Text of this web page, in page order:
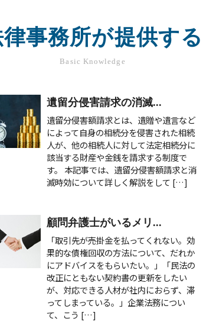
事務所が提供す
Basic Knowledge
遺留分侵害請求の消滅...
遺留分侵害額請求とは、遺贈や遺言など
によって自身の相続分を侵害された相続
人が、他の相続人に対して法定相続分に
該当する財産や金銭を請求する制度で
す。 本記事では、遺留分侵害額請求と消
滅時効について詳しく解説をして […]
顧問弁護士がいるメリ...
「取引先が売掛金を払ってくれない。効
果的な債権回収の方法について、だれか
にアドバイスをもらいたい。」「民法の
改正にともない契約書の更新をしたい
が、対応できる人材が社内におらず、滞
ってしまっている。」企業法務につい
て、こう […]